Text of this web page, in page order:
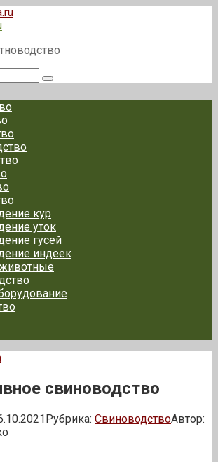
кур
уток
гусей
индеек
свиноводство
Рубрика: СвиноводствоАвтор: